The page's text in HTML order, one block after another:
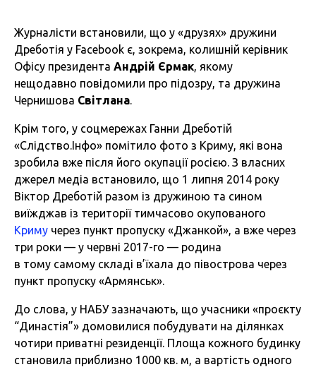
Журналісти встановили, що у «друзях» дружини
Дреботія у Facebook є, зокрема, колишній керівник
Офісу президента Андрій Єрмак , якому
нещодавно повідомили про підозру, та дружина
Чернишова Світлана
Крім того, у соцмережах Ганни Дреботій
«Слідство.Інфо» помітило фото з Криму, які вона
зробила вже після його окупації росією. З власних
джерел медіа встановило, що 1 липня 2014 року
Віктор Дреботій разом із дружиною та сином
виїжджав із території тимчасово окупованого
Криму через пункт пропуску «Джанкой», а вже через
три роки — у червні 2017-го — родина
в тому самому складі в’їхала до півострова через
пункт пропуску «Армянськ».
До слова, у НАБУ зазначають, що учасники «проєкту
“Династія”» домовилися побудувати на ділянках
чотири приватні резиденції. Площа кожного будинку
становила приблизно 1000 кв. м, а вартість одного